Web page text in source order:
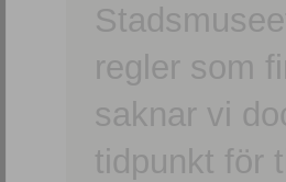
regler som
saknar vi
tidpunkt för